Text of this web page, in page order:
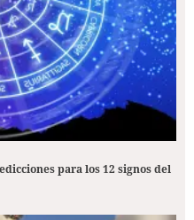
para los 12 signos del